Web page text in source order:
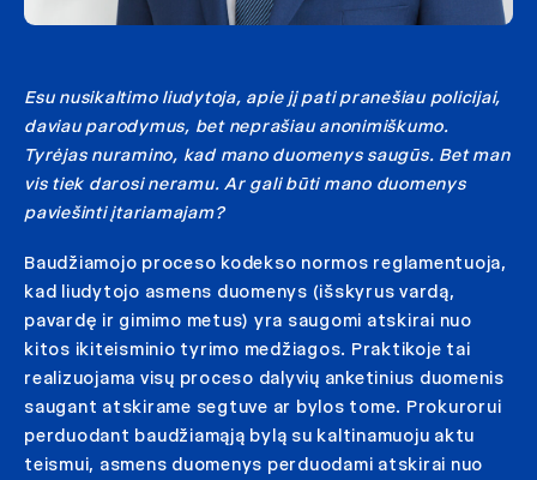
Esu nusikaltimo liudytoja, apie jį pati pranešiau policijai,
daviau parodymus, bet neprašiau anonimiškumo.
Tyrėjas nuramino, kad mano duomenys saugūs. Bet man
vis tiek darosi neramu. Ar gali būti mano duomenys
paviešinti įtariamajam?
Baudžiamojo proceso kodekso normos reglamentuoja,
kad liudytojo asmens duomenys (išskyrus vardą,
pavardę ir gimimo metus) yra saugomi atskirai nuo
kitos ikiteisminio tyrimo medžiagos. Praktikoje tai
realizuojama visų proceso dalyvių anketinius duomenis
saugant atskirame segtuve ar bylos tome. Prokurorui
perduodant baudžiamąją bylą su kaltinamuoju aktu
teismui, asmens duomenys perduodami atskirai nuo